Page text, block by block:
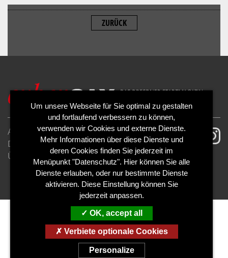
ZURÜCK
AGB
Impressum
Datenschutzerklärung
Cookies
Über uns
Kontakt
Mediadaten
Abo kündigen
Abo widerrufen
Um unsere Webseite für Sie optimal zu gestalten
und fortlaufend verbessern zu können,
verwenden wir Cookies und externe Dienste.
Mehr Informationen über diese Dienste und
deren Cookies finden Sie jederzeit im
Menüpunkt "Datenschutz". Hier können Sie alle
Dienste erlauben, oder nur bestimmte Dienste
aktivieren. Diese Einstellung können Sie
jederzeit anpassen.
OK, accept all
Verbiete optionale Cookies
Personalize